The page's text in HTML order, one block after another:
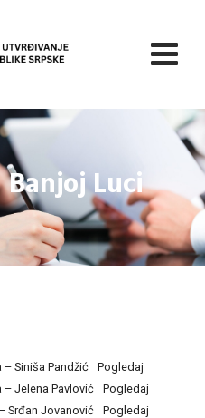
Luci
– Siniša Pandžić
Pogledaj
– Jelena Pavlović
Pogledaj
Srđan Jovanović
Pogledaj